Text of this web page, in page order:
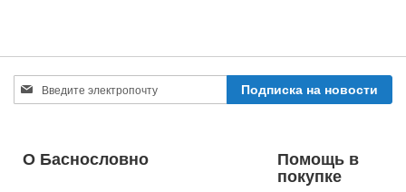
Sign
Up
Newsletter:
Подписка на новости
О Баснословно Помощь в
покупке